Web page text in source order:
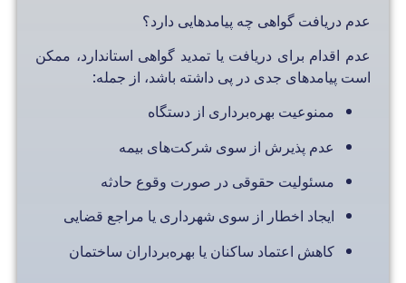
عدم دریافت گواهی چه پیامدهایی دارد؟
عدم اقدام برای دریافت یا تمدید گواهی استاندارد، ممکن
است پیامدهای جدی در پی داشته باشد، از جمله:
ممنوعیت بهره‌برداری از دستگاه
عدم پذیرش از سوی شرکت‌های بیمه
مسئولیت حقوقی در صورت وقوع حادثه
ایجاد اخطار از سوی شهرداری یا مراجع قضایی
کاهش اعتماد ساکنان یا بهره‌برداران ساختمان